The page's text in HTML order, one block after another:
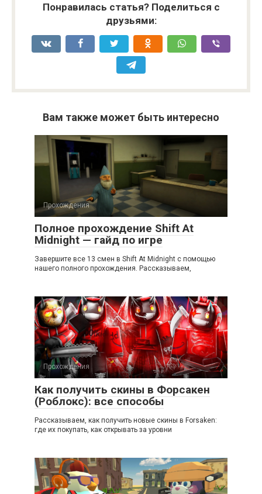
Понравилась статья? Поделиться с
друзьями:
Вам также может быть интересно
Прохождения
Полное прохождение Shift At
Midnight — гайд по игре
Завершите все 13 смен в Shift At Midnight с помощью
нашего полного прохождения. Рассказываем,
Прохождения
Как получить скины в Форсакен
(Роблокс): все способы
Рассказываем, как получить новые скины в Forsaken:
где их покупать, как открывать за уровни